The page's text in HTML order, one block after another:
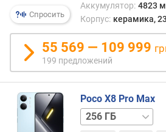
а
т
д
а
в
Спросить
Аккумулятор: 4823
Корпус: керамика,
55 569 — 109 999
199 предложений
Poco X8 Pro Max
512 ГБ